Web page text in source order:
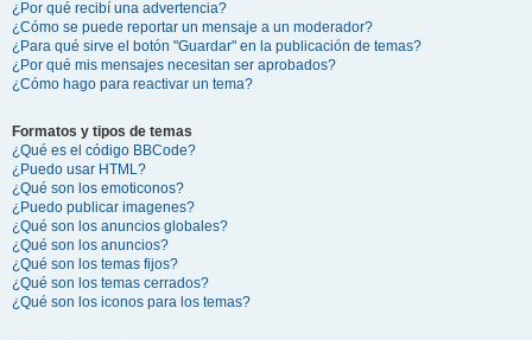
¿Por qué recibí una advertencia?
¿Cómo se puede reportar un mensaje a un moderador?
¿Para qué sirve el botón "Guardar" en la publicación de temas?
¿Por qué mis mensajes necesitan ser aprobados?
¿Cómo hago para reactivar un tema?
Formatos y tipos de temas
¿Qué es el código BBCode?
¿Puedo usar HTML?
¿Qué son los emoticonos?
¿Puedo publicar imagenes?
¿Qué son los anuncios globales?
¿Qué son los anuncios?
¿Qué son los temas fijos?
¿Qué son los temas cerrados?
¿Qué son los iconos para los temas?